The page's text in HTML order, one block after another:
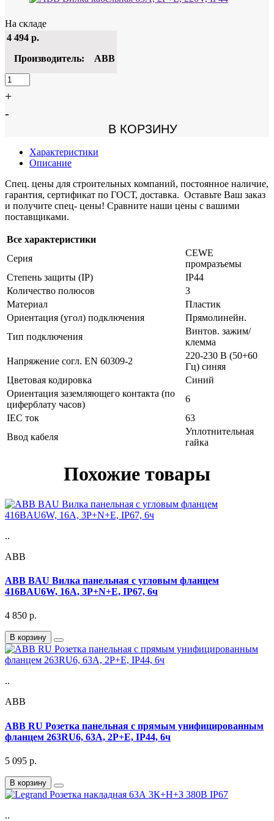
На складе
4 494 р.
Производитель:
ABB
+
-
В КОРЗИНУ
Характеристики
Описание
Спец. цены для строительных компаний, постоянное наличие,
гарантия, сертификат по ГОСТ, доставка. Оставьте Ваш заказ
и получите спец- цены! Сравните наши цены с вашими
поставщиками.
Все характеристики
Серия
CEWE
промразъемы
Степень защиты (IP)
IP44
Количество полюсов
3
Материал
Пластик
Ориентация (угол) подключения
Прямолинейн.
Тип подключения
Винтов. зажим/
клемма
Напряжение согл. EN 60309-2
220-230 В (50+60
Гц) синяя
Цветовая кодировка
Синий
Ориентация заземляющего контакта (по
циферблату часов)
6
IEC ток
63
Ввод кабеля
Уплотнительная
гайка
Похожие товары
..
ABB
ABB BAU Вилка панельная с угловым фланцем
416BAU6W, 16A, 3P+N+E, IP67, 6ч
4 850 р.
В корзину
..
ABB
ABB RU Розетка панельная с прямым унифицированным
фланцем 263RU6, 63A, 2P+E, IP44, 6ч
5 095 р.
В корзину
..